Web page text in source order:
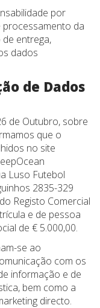
por
processamento da
entrega,
dados
de Dados
de Outubro, sobre
que o
no site
Luso Futebol
2835-329
Registo Comercial
e de pessoa
de € 5.000,00.
se ao
com os
informação e de
bem como a
directo.